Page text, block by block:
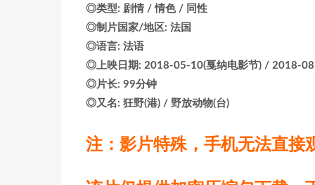
◎类型: 剧情 / 情色 / 同性
◎制片国家/地区: 法国
◎语言: 法语
◎上映日期: 2018-05-10(戛纳电影节) / 2018-
◎片长: 99分钟
◎又名: 狂野(港) / 野放动物(台)
注：影片特殊，手机无法直接